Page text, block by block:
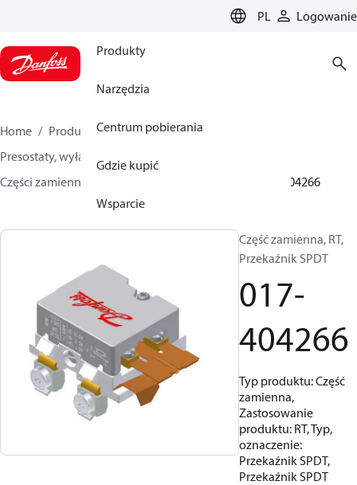
PL Logowanie
Produkty
Narzędzia
Centrum pobierania
Gdzie kupić
Wsparcie
Home Produkty
Sensing solutions
Presostaty, wyłączniki ciśnieniowe, termostaty
Części zamienne i akcesoria do przełączników
017-404266
Część zamienna, RT,
Przekaźnik SPDT
017-
404266
Typ produktu: Część
zamienna,
Zastosowanie
produktu: RT, Typ,
oznaczenie:
Przekaźnik SPDT,
Przekaźnik SPDT